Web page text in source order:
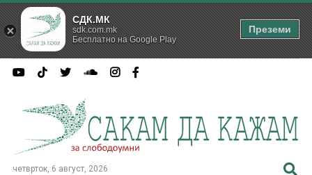
четврток, 6 август, 2026
СДК.МК
sdk.com.mk
Бесплатно на Google Play
Преземи